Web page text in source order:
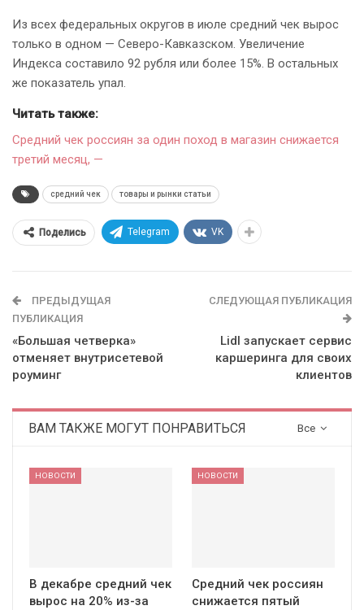
Из всех федеральных округов в июле средний чек вырос
только в одном — Северо-Кавказском. Увеличение
Индекса составило 92 рубля или более 15%. В остальных
же показатель упал.
Читать также:
Средний чек россиян за один поход в магазин снижается
третий месяц, —
средний чек товары и рынки статьи
Поделись Telegram VK
ПРЕДЫДУЩАЯ
ПУБЛИКАЦИЯ
«Большая четверка»
отменяет внутрисетевой
роуминг
СЛЕДУЮЩАЯ ПУБЛИКАЦИЯ
Lidl запускает сервис
каршеринга для своих
клиентов
Все
ВАМ ТАКЖЕ МОГУТ ПОНРАВИТЬСЯ
НОВОСТИ
В декабре средний чек
вырос на 20% из-за
НОВОСТИ
Средний чек россиян
снижается пятый